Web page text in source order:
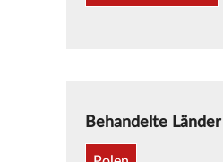
Behandelte Länder